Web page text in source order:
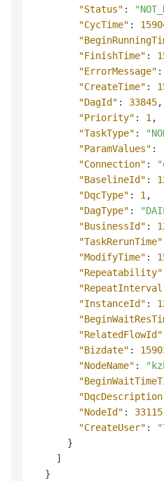
"Status" :
"CycTime" :
"FinishTime" :
"ErrorMessage" :
"CreateTime" :
"DagId" : 33845,
"Priority" : 1 ,
"TaskType" :
"ParamValues" :
"Connection" :
"BaselineId" :
"DqcType" : 1 ,
"DagType" :
"BusinessId" :
"TaskRerunTime"
"ModifyTime" :
"Repeatability"
"InstanceId" :
"RelatedFlowId"
"Bizdate" :
"NodeName" :
"NodeId" : 33115
"CreateUser" :
}
]
}